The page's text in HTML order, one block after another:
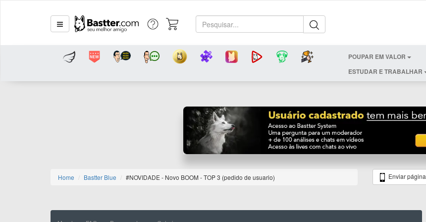
POUPAR EM VALOR
ESTUDAR E TRABALHAR
Home Bastter Blue #NOVIDADE - Novo BOOM - TOP 3 (pedido de usuario) Enviar página